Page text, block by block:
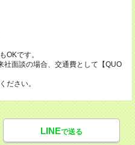
OKです。
面談の場合、交通費として【QUO
ださい。
LINEで送る